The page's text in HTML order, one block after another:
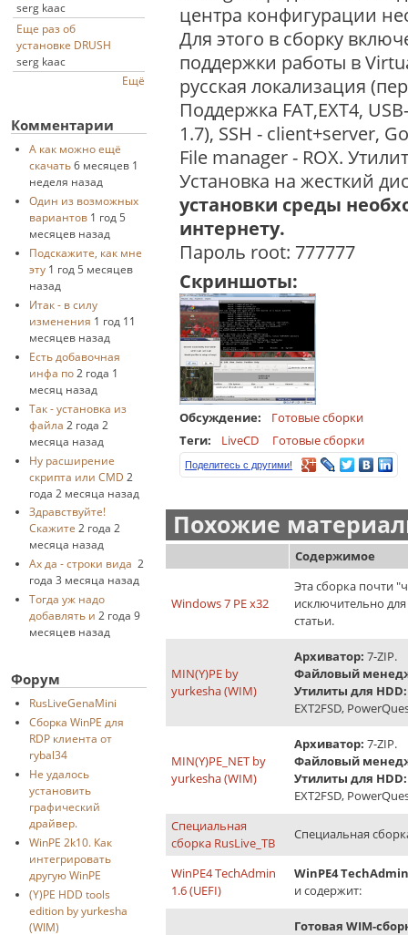
serg kaac
Еще раз об
установке DRUSH
serg kaac
Ещё
Комментарии
А как можно ещё
скачать 6 месяцев 1
неделя назад
Один из возможных
вариантов 1 год 5
месяцев назад
Подскажите, как мне
эту 1 год 5 месяцев
назад
Итак - в силу
изменения 1 год 11
месяцев назад
Есть добавочная
инфа по 2 года 1
месяц назад
Так - установка из
файла 2 года 2
месяца назад
Ну расширение
скрипта или CMD 2
года 2 месяца назад
Здравствуйте!
Скажите 2 года 2
месяца назад
Ах да - строки вида 2
года 3 месяца назад
Тогда уж надо
добавлять и 2 года 9
месяцев назад
Форум
RusLiveGenaMini
Cборка WinPE для
RDP клиента от
rybal34
Не удалось
установить
графический
драйвер.
WinPE 2k10. Как
интегрировать
другую WinPE
(Y)PE HDD tools
edition by yurkesha
(WIM)
центра конфигурации
Для этого в сборку
поддержки работы в
русская локализация
Поддержка FAT,EXT4,
1.7), SSH - client+server,
File manager - ROX.
Установка на жесткий
установки среды
интернету.
Пароль root: 777777
Скриншоты:
Обсуждение:
Готовые сборки
Теги:
LiveCD Готовые сборки
Поделитесь с другими!
Похожие
Содержимое
Windows 7 PE x32
Эта сборка почти
исключительно
статьи.
MIN(Y)PE by
yurkesha (WIM)
Архиватор: 7-ZIP.
Файловый
Утилиты для HDD:
EXT2FSD,
MIN(Y)PE_NET by
yurkesha (WIM)
Архиватор: 7-ZIP.
Файловый
Утилиты для HDD:
EXT2FSD,
Специальная
сборка RusLive_TB
Специальная
WinPE4 TechAdmin
1.6 (UEFI)
WinPE4
и содержит:
Готовая WIM-